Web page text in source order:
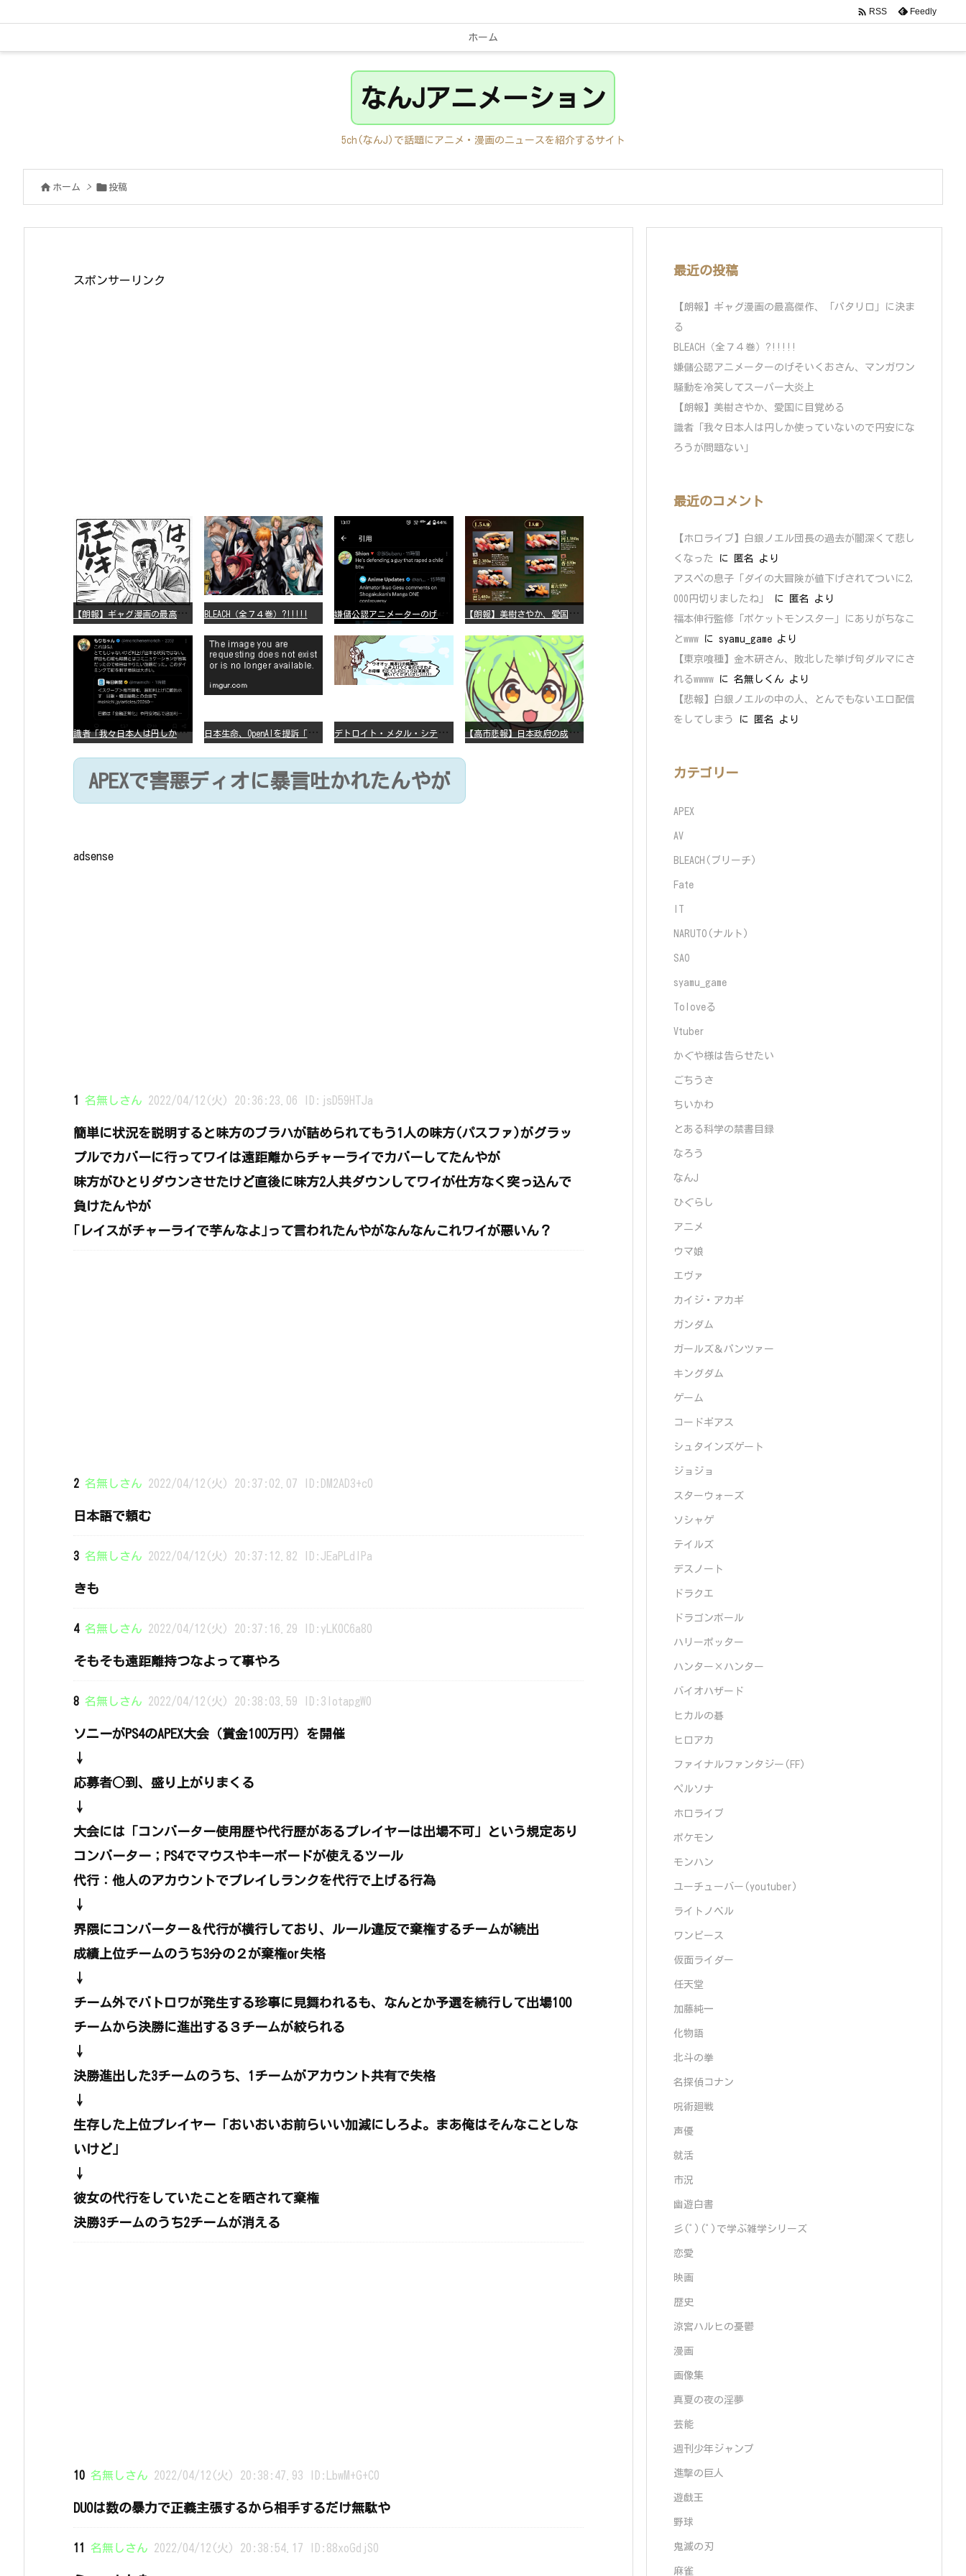
ホーム
 RSS Feedly
なんJアニメーション
5ch(なんJ)で話題にアニメ・漫画のニュースを紹介するサイト
 ホーム >  投稿
スポンサーリンク
【
朗報】ギャグ漫画の最高傑作、「パタリロ」に決まる BLEACH（全７４巻）?!!!!! 嫌
儲公認アニメーターのげそいくおさん、マンガワン騒動を冷笑してスーパー大炎上 【
朗報】美樹さやか、愛国に目覚める
識
者「我々日本人は円しか使っていないので円安になろうが問題ない」 日
本生命、OpenAIを提訴「ChatGPTが非弁行為」 デ
トロイト・メタル・シティー ⇐これ、いまアニメ化したら、えらいことになってたよな？ 【
高市悲報】日本政府の成長戦略に「暗号資産」が消えるいったいなぜ…？
APEXで害悪ディオに暴言吐かれたんやが
adsense
1 名無しさん 2022/04/12(火) 20:36:23.06 ID:jsD59HTJa
簡単に状況を説明すると味方のブラハが詰められてもう1人の味方(パスファ)がグラッ
プルでカバーに行ってワイは遠距離からチャーライでカバーしてたんやが
味方がひとりダウンさせたけど直後に味方2人共ダウンしてワイが仕方なく突っ込んで
負けたんやが
｢レイスがチャーライで芋んなよ｣って言われたんやがなんなんこれワイが悪いん？
2 名無しさん 2022/04/12(火) 20:37:02.07 ID:DM2AD3+c0
日本語で頼む
3 名無しさん 2022/04/12(火) 20:37:12.82 ID:JEaPLdlPa
きも
4 名無しさん 2022/04/12(火) 20:37:16.29 ID:yLK0C6a80
そもそも遠距離持つなよって事やろ
8 名無しさん 2022/04/12(火) 20:38:03.59 ID:3lotapgW0
ソニーがPS4のAPEX大会（賞金100万円）を開催
↓
応募者○到、盛り上がりまくる
↓
大会には「コンバーター使用歴や代行歴があるプレイヤーは出場不可」という規定あり
コンバーター；PS4でマウスやキーボードが使えるツール
代行：他人のアカウントでプレイしランクを代行で上げる行為
↓
界隈にコンバーター＆代行が横行しており、ルール違反で棄権するチームが続出
成績上位チームのうち3分の２が棄権or失格
↓
チーム外でバトロワが発生する珍事に見舞われるも、なんとか予選を続行して出場100
チームから決勝に進出する３チームが絞られる
↓
決勝進出した3チームのうち、1チームがアカウント共有で失格
↓
生存した上位プレイヤー「おいおいお前らいい加減にしろよ。まあ俺はそんなことしな
いけど」
↓
彼女の代行をしていたことを晒されて棄権
決勝3チームのうち2チームが消える
10 名無しさん 2022/04/12(火) 20:38:47.93 ID:LbwM+G+C0
DUOは数の暴力で正義主張するから相手するだけ無駄や
11 名無しさん 2022/04/12(火) 20:38:54.17 ID:88xoGdjS0
最近の投稿
【朗報】ギャグ漫画の最高傑作、「パタリロ」に決ま
る
BLEACH（全７４巻）?!!!!!
嫌儲公認アニメーターのげそいくおさん、マンガワン
騒動を冷笑してスーパー大炎上
【朗報】美樹さやか、愛国に目覚める
識者「我々日本人は円しか使っていないので円安にな
ろうが問題ない」
最近のコメント
【ホロライブ】白銀ノエル団長の過去が闇深くて悲し
くなった
に 匿名
より
アスペの息子「ダイの大冒険が値下げされてついに2,
000円切りましたね」
に 匿名
より
福本伸行監修「ポケットモンスター」にありがちなこ
とwww に syamu_game より
【東京喰種】金木研さん、敗北した挙げ句ダルマにさ
れるwwww に 名無しくん より
【悲報】白銀ノエルの中の人、とんでもないエロ配信
をしてしまう
に 匿名 より
カテゴリー
APEX
AV
BLEACH(ブリーチ)
Fate
NARUTO(ナルト)
SAO
syamu_game
Toloveる
Vtuber
かぐや様は告らせたい
ごちうさ
ちいかわ
とある科学の禁書目録
なろう
なんJ
ひぐらし
アニメ
ウマ娘
エヴァ
カイジ・アカギ
ガンダム
ガールズ＆パンツァー
キングダム
ゲーム
コードギアス
シュタインズゲート
ジョジョ
スターウォーズ
ソシャゲ
テイルズ
デスノート
ドラクエ
ドラゴンボール
ハリーポッター
ハンター×ハンター
バイオハザード
ヒカルの碁
ヒロアカ
ファイナルファンタジー(FF)
ペルソナ
ホロライブ
ポケモン
モンハン
ユーチューバー(youtuber)
ライトノベル
ワンピース
仮面ライダー
任天堂
加藤純一
化物語
北斗の拳
名探偵コナン
呪術廻戦
声優
就活
市況
幽遊白書
彡(ﾟ)(ﾟ)で学ぶ雑学シリーズ
恋愛
映画
歴史
涼宮ハルヒの憂鬱
漫画
画像集
真夏の夜の淫夢
芸能
週刊少年ジャンプ
進撃の巨人
遊戯王
野球
鬼滅の刃
麻雀